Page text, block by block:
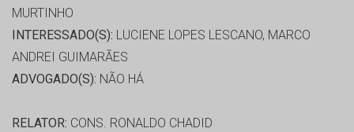
MURTINHO
INTERESSADO(S): LUCIENE LOPES LESCANO, MARCO
ANDREI GUIMARÃES
ADVOGADO(S): NÃO HÁ
RELATOR: CONS. RONALDO CHADID